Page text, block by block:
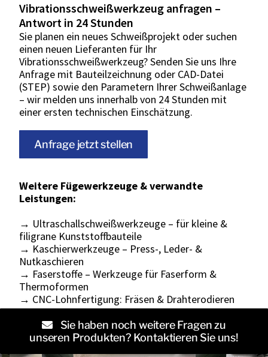
Vibrationsschweißwerkzeug anfragen –
Antwort in 24 Stunden
Sie planen ein neues Schweißprojekt oder suchen
einen neuen Lieferanten für Ihr
Vibrationsschweißwerkzeug? Senden Sie uns Ihre
Anfrage mit Bauteilzeichnung oder CAD-Datei
(STEP) sowie den Parametern Ihrer Schweißanlage
– wir melden uns innerhalb von 24 Stunden mit
einer ersten technischen Einschätzung.
Anfrage jetzt stellen
Weitere Fügewerkzeuge & verwandte
Leistungen:
→ Ultraschallschweißwerkzeuge – für kleine &
filigrane Kunststoffbauteile
→ Kaschierwerkzeuge – Press-, Leder- &
Nutkaschieren
→ Faserstoffe – Werkzeuge für Faserform &
Thermoformen
→ CNC-Lohnfertigung: Fräsen & Drahterodieren
Sie haben noch weitere Fragen zu
unseren Produkten? Kontaktieren Sie uns!